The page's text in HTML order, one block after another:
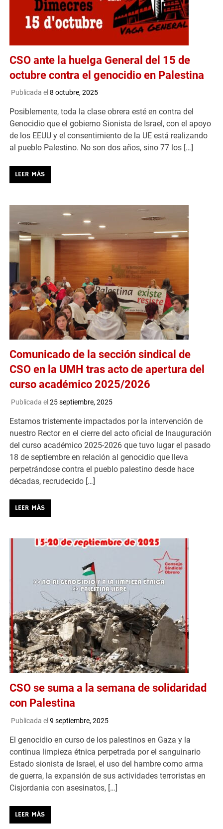
CSO ante la huelga General del 15 de
octubre contra el genocidio en Palestina
Publicada el 8 octubre, 2025
Posiblemente, toda la clase obrera esté en contra del
Genocidio que el gobierno Sionista de Israel, con el apoyo
de los EEUU y el consentimiento de la UE está realizando
al pueblo Palestino. No son dos años, sino 77 los […]
LEER MÁS
Comunicado de la sección sindical de
CSO en la UMH tras acto de apertura del
curso académico 2025/2026
Publicada el 25 septiembre, 2025
Estamos tristemente impactados por la intervención de
nuestro Rector en el cierre del acto oficial de Inauguración
del curso académico 2025-2026 que tuvo lugar el pasado
18 de septiembre en relación al genocidio que lleva
perpetrándose contra el pueblo palestino desde hace
décadas, recrudecido […]
LEER MÁS
CSO se suma a la semana de solidaridad
con Palestina
Publicada el9 septiembre, 2025
El genocidio en curso de los palestinos en Gaza y la
continua limpieza étnica perpetrada por el sanguinario
Estado sionista de Israel, el uso del hambre como arma
de guerra, la expansión de sus actividades terroristas en
Cisjordania con asesinatos, […]
LEER MÁS